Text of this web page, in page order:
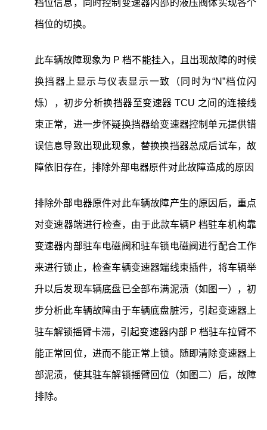
档位信息，同时控制变速器内部的液压阀体实现各个
档位的切换。
此车辆故障现象为 P 档不能挂入，且出现故障的时候
换挡器上显示与仪表显示一致（同时为“N”档位闪
烁），初步分析换挡器至变速器 TCU 之间的连接线
束正常，进一步怀疑换挡器给变速器控制单元提供错
误信息导致出现此现象，替换换挡器总成后试车，故
障依旧存在，排除外部电器原件对此故障造成的原因
排除外部电器原件对此车辆故障产生的原因后，重点
对变速器端进行检查，由于此款车辆P 档驻车机构靠
变速器内部驻车电磁阀和驻车锁电磁阀进行配合工作
来进行锁止，检查车辆变速器端线束插件，将车辆举
升以后发现车辆底盘已全部布满泥渍（如图一），初
步分析此车辆故障由于车辆底盘脏污，引起变速器上
驻车解锁摇臂卡滞，引起变速器内部 P 档驻车拉臂不
能正常回位，进而不能正常上锁。随即清除变速器上
部泥渍，使其驻车解锁摇臂回位（如图二）后，故障
排除。